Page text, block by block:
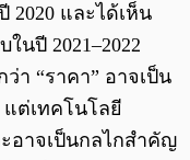
2020 และได้เห็น
นปี 2021–2022
า “ราคา” อาจเป็น
ต่เทคโนโลยี
อาจเป็นกลไกสำคัญ